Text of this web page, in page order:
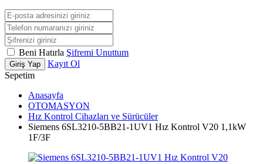
Beni Hatırla Şifremi Unuttum
Giriş Yap
Kayıt Ol
Sepetim
Anasayfa
OTOMASYON
Hız Kontrol Cihazları ve Sürücüler
Siemens 6SL3210-5BB21-1UV1 Hız Kontrol V20 1,1kW
1F/3F